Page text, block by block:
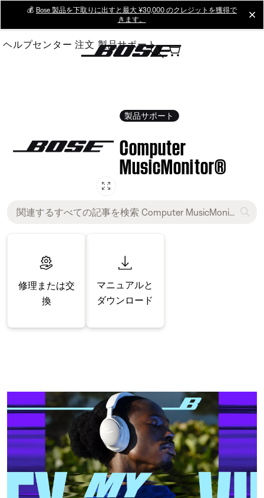
Main
💰 Bose 製品を下取りに出すと最大 ¥30,000 のクレジットを獲得で
きます。
ヘルプセンター 注文 製品サポート
製品サポート
Computer
MusicMonitor®
修理または交
換
マニュアルと
ダウンロード